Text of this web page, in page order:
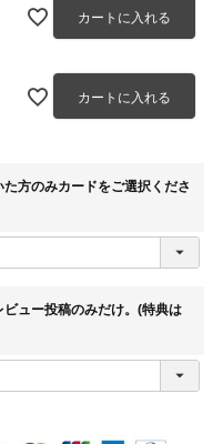
カートに入れる
カートに入れる
方のみカードをご選択くださ
ュー投稿のみだけ。(特典は